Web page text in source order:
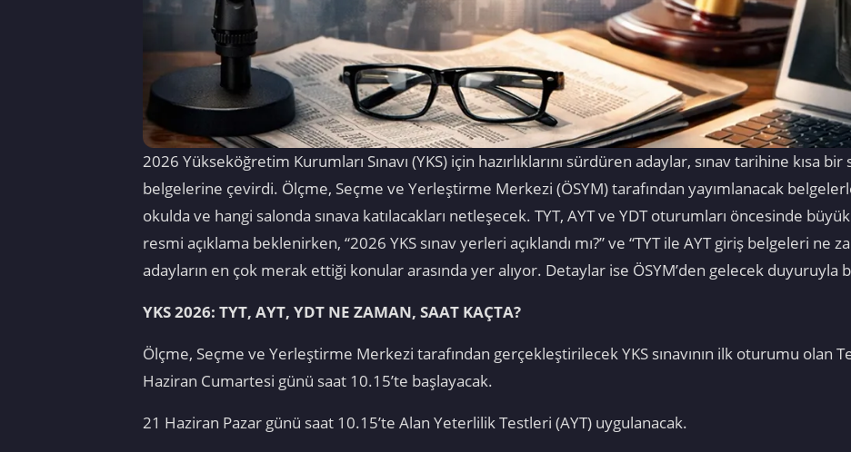
2026 Yükseköğretim Kurumları Sınavı (YKS) için hazırlıklarını sürdüren adaylar, sınav tarihine kısa
belgelerine çevirdi. Ölçme, Seçme ve Yerleştirme Merkezi (ÖSYM) tarafından yayımlanacak
okulda ve hangi salonda sınava katılacakları netleşecek. TYT, AYT ve YDT oturumları öncesinde
resmi açıklama beklenirken, “2026 YKS sınav yerleri açıklandı mı?” ve “TYT ile AYT giriş belgeleri ne
adayların en çok merak ettiği konular arasında yer alıyor. Detaylar ise ÖSYM’den gelecek duyuruyla
YKS 2026: TYT, AYT, YDT NE ZAMAN, SAAT KAÇTA?
Ölçme, Seçme ve Yerleştirme Merkezi tarafından gerçekleştirilecek YKS sınavının ilk oturumu olan
Haziran Cumartesi günü saat 10.15’te başlayacak.
21 Haziran Pazar günü saat 10.15’te Alan Yeterlilik Testleri (AYT) uygulanacak.